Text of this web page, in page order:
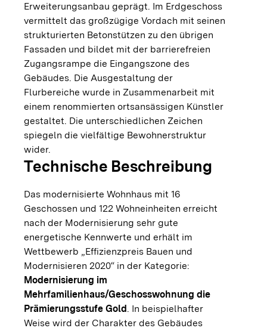
Erweiterungsanbau geprägt. Im Erdgeschoss
vermittelt das großzügige Vordach mit seinen
strukturierten Betonstützen zu den übrigen
Fassaden und bildet mit der barrierefreien
Zugangsrampe die Eingangszone des
Gebäudes. Die Ausgestaltung der
Flurbereiche wurde in Zusammenarbeit mit
einem renommierten ortsansässigen Künstler
gestaltet. Die unterschiedlichen Zeichen
spiegeln die vielfältige Bewohnerstruktur
wider.
Technische Beschreibung
Das modernisierte Wohnhaus mit 16
Geschossen und 122 Wohneinheiten erreicht
nach der Modernisierung sehr gute
energetische Kennwerte und erhält im
Wettbewerb „Effizienzpreis Bauen und
Modernisieren 2020“ in der Kategorie:
Modernisierung im
Mehrfamilienhaus/Geschosswohnung die
Prämierungsstufe Gold. In beispielhafter
Weise wird der Charakter des Gebäudes